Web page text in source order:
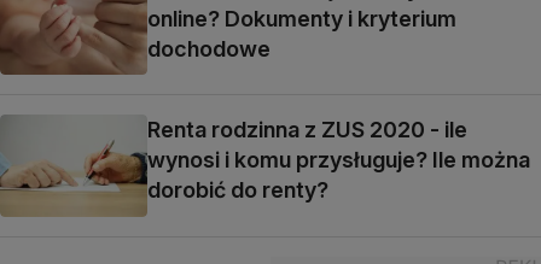
online? Dokumenty i kryterium
dochodowe
Renta rodzinna z ZUS 2020 - ile
wynosi i komu przysługuje? Ile można
dorobić do renty?